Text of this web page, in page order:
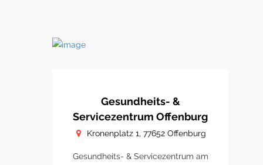
Gesundheits- &
Servicezentrum Offenburg
Kronenplatz 1, 77652 Offenburg
Gesundheits- & Servicezentrum am